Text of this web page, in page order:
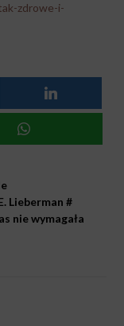
zdrowe-i-
Lieberman #
nie wymagała